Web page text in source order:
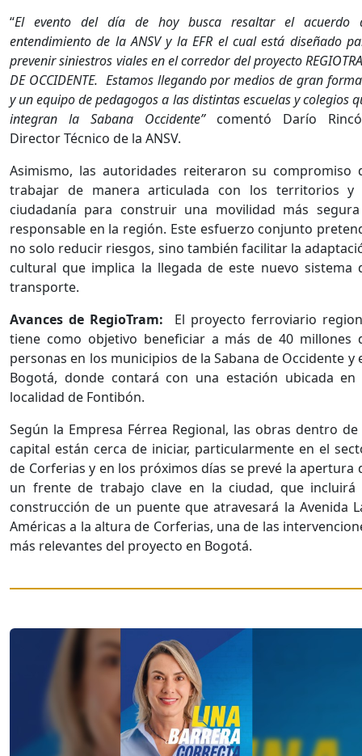
“El evento del día de hoy busca resaltar el acuerdo
entendimiento de la ANSV y la EFR el cual está diseñado
prevenir siniestros viales en el corredor del proyecto
DE OCCIDENTE. Estamos llegando por medios de gran
y un equipo de pedagogos a las distintas escuelas y colegios
integran la Sabana Occidente” comentó Darío
Director Técnico de la ANSV.
Asimismo, las autoridades reiteraron su compromiso
trabajar de manera articulada con los territorios y
ciudadanía para construir una movilidad más
responsable en la región. Este esfuerzo conjunto
no solo reducir riesgos, sino también facilitar la
cultural que implica la llegada de este nuevo sistema
transporte.
Avances de RegioTram: El proyecto ferroviario
tiene como objetivo beneficiar a más de 40 millones
personas en los municipios de la Sabana de Occidente y
Bogotá, donde contará con una estación ubicada en
localidad de Fontibón.
Según la Empresa Férrea Regional, las obras dentro de
capital están cerca de iniciar, particularmente en el
de Corferias y en los próximos días se prevé la apertura
un frente de trabajo clave en la ciudad, que incluirá
construcción de un puente que atravesará la Avenida
Américas a la altura de Corferias, una de las
más relevantes del proyecto en Bogotá.